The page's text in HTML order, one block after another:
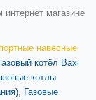
магазине
навесные
котёл Baxi
котлы
, Газовые